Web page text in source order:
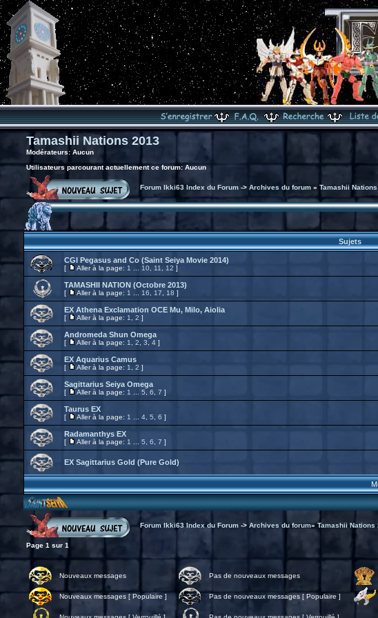
Tamashii Nations 2013
Modérateurs: Aucun
Utilisateurs parcourant actuellement ce forum: Aucun
Forum Ikki63 Index du Forum -> Archives du forum » Tamashii Nations
Sujets
CGI Pegasus and Co (Saint Seiya Movie 2014)
[ Aller à la page: 1 10 11 12 ]
TAMASHII NATION (Octobre 2013)
[ Aller à la page: 1 16 17 18 ]
EX Athena Exclamation OCE Mu, Milo, Aiolia
[ Aller à la page: 1 2 ]
Andromeda Shun Omega
[ Aller à la page: 1 2 3 4 ]
EX Aquarius Camus
[ Aller à la page: 1 2 ]
Sagittarius Seiya Omega
[ Aller à la page: 1 5 6 7 ]
Taurus EX
[ Aller à la page: 1 4 5 6 ]
Radamanthys EX
[ Aller à la page: 1 5 6 7 ]
EX Sagittarius Gold (Pure Gold)
Forum Ikki63 Index du Forum -> Archives du forum»Tamashii Nations
Page 1 sur 1
Nouveaux messages Pas de nouveaux messages
Nouveaux messages [ Populaire ] Pas de nouveaux messages [ Populaire ]